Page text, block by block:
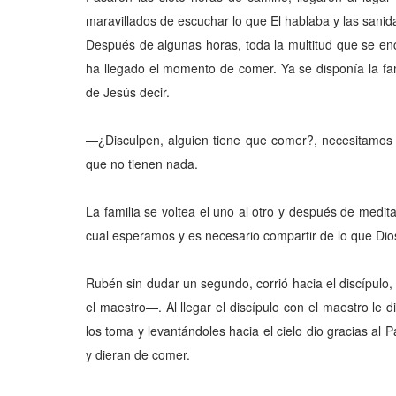
maravillados de escuchar lo que El hablaba y las
Después de algunas horas, toda la multitud que se
ha llegado el momento de comer. Ya se disponía la
de Jesús decir.
—¿Disculpen, alguien tiene que comer?,
que no tienen nada.
La familia se voltea el uno al otro y después de
cual esperamos y es necesario compartir de lo que
Rubén sin dudar un segundo, corrió hacia el
el maestro—. Al llegar el discípulo con el maestro le
los toma y levantándoles hacia el cielo dio gracias al
y dieran de comer.